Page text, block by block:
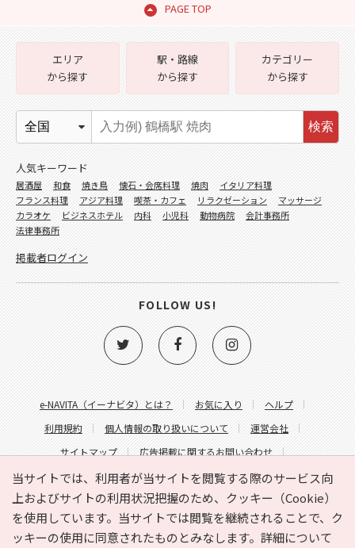
PAGE TOP
当サイトでは、利用者が当サイトを閲覧する際のサービス向
上およびサイトの利用状況把握のため、クッキー（Cookie）
を使用しています。当サイトでは閲覧を継続されることで、ク
ッキーの使用に同意されたものとみなします。詳細について
e-NAVITA（イーナビタ）とは？ お気に入り
ヘルプ
利用規約
個人情報の取り扱いについて
運営会社
サイトマップ
広告掲載に関するお問い合わせ
サイトの内容に関するお問い合わせ
エリア
から探す
駅・路線
から探す
カテゴリー
から探す
検索
人気キーワード
居酒屋 和食 焼き鳥 懐石・会席料理 焼肉
イタリア料理
フランス料理
アジア料理 喫茶・カフェ リラクゼーション
マッサージ
カラオケ
ビジネスホテル 内科 小児科 動物病院
会計事務所
法律事務所
掲載者ログイン
FOLLOW US!